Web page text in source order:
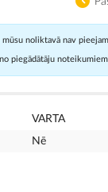
mūsu noliktavā nav
piegādātāju
VARTA
Nē